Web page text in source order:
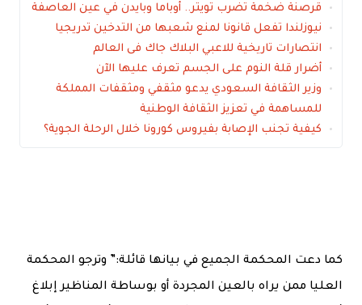
قرصنة ضخمة تضرب تويتر.. أوباما وبايدن في عين العاصفة
نيوزلندا تفعل قانونا لمنع شعبها من التدخين تدريجيا
انتصارات تاريخية للاعبي البلاك جاك فى العالم
أضرار قلة النوم على الجسم تعرف عليها الآن
وزير الثقافة السعودي يدعو مثقفي ومثقفات المملكة
للمساهمة في تعزيز الثقافة الوطنية
كيفية تجنب الإصابة بفيروس كورونا خلال الرحلة الجوية؟
كما دعت المحكمة الجميع في بيانها قائلة:” وترجو المحكمة
العليا ممن يراه بالعين المجردة أو بوساطة المناظير إبلاغ